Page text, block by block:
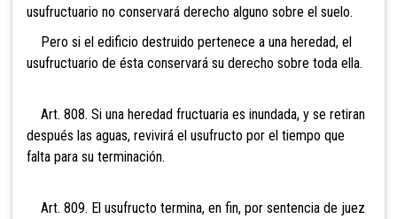
usufructuario no conservará derecho alguno sobre el suelo.
Pero si el edificio destruido pertenece a una heredad, el
usufructuario de ésta conservará su derecho sobre toda ella.
Art. 808. Si una heredad fructuaria es inundada, y se retiran
después las aguas, revivirá el usufructo por el tiempo que
falta para su terminación.
Art. 809. El usufructo termina, en fin, por sentencia de juez